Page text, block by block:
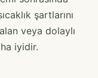
şartlarını
veya dolaylı
iyidir.